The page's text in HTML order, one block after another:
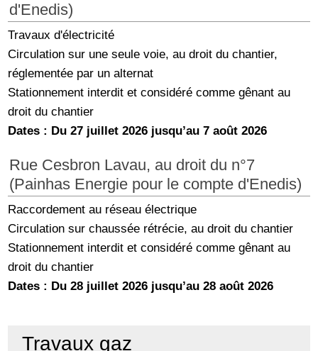
d'Enedis)
Travaux d'électricité
Circulation sur une seule voie, au droit du chantier,
réglementée par un alternat
Stationnement interdit et considéré comme gênant au
droit du chantier
Dates : Du 27 juillet 2026 jusqu’au 7 août 2026
Rue Cesbron Lavau, au droit du n°7
(Painhas Energie pour le compte d'Enedis)
Raccordement au réseau électrique
Circulation sur chaussée rétrécie, au droit du chantier
Stationnement interdit et considéré comme gênant au
droit du chantier
Dates : Du 28 juillet 2026 jusqu’au 28 août 2026
Travaux gaz